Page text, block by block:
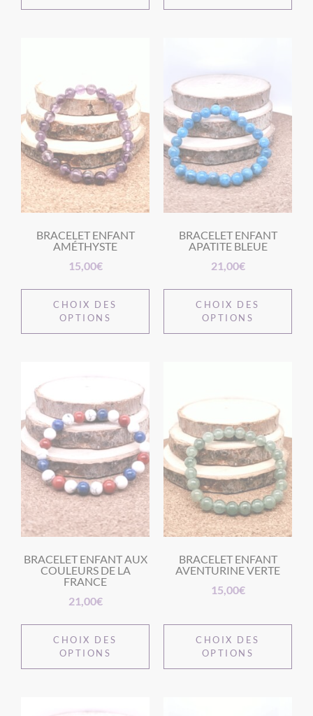
BRACELET ENFANT
AMÉTHYSTE
15,00€
CHOIX DES
OPTIONS
BRACELET ENFANT
APATITE BLEUE
21,00€
CHOIX DES
OPTIONS
BRACELET ENFANT AUX
COULEURS DE LA
FRANCE
21,00€
CHOIX DES
OPTIONS
BRACELET ENFANT
AVENTURINE VERTE
15,00€
CHOIX DES
OPTIONS